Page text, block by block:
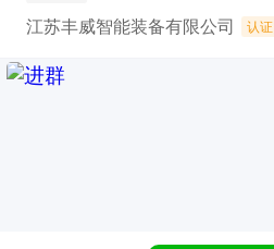
江苏丰威智能装备有限公司 认证